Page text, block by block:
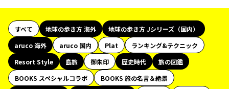
すべて 地球の歩き方 海外
地球の歩き方 Jシリーズ（国内）
aruco 海外
aruco 国内 Plat
ランキング&テクニック
Resort Style
島旅 御朱印 歴史時代
旅の図鑑
BOOKS スペシャルコラボ
BOOKS 旅の名言＆絶景